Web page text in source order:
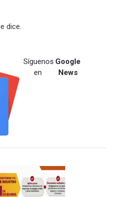
dice.
Síguenos
en
Google
News